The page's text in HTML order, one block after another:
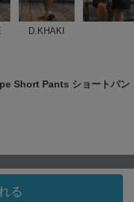
D.KHAKI
Short Pants ショートパン
る